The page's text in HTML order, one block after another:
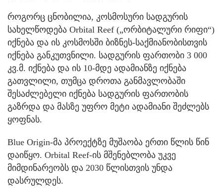
როგორც ცნობილია, კოსმოსური სადგურის
სახელწოდება Orbital Reef („ორბიტალური რიფი“)
იქნება და ის კოსმოსში ბიზნეს-საქმიანობისთვის
იქნება განკუთვნილი. სადგურის ფართობი 3 000
კვ.მ. იქნება და ის 10-მდე ადამიანზე იქნება
გათვლილი, თუმცა დროთა განმავლობაში
შესაძლებელი იქნება სადგურის ფართობის
გაზრდა და მასზე უფრო მეტი ადამიანი შეძლებს
ყოფნას.
Blue Origin-მა პროექტზე მუშაობა ერთი წლის წინ
დაიწყო. Orbital Reef-ის მშენებლობა უკვე
მიმდინარეობს და 2030 წლისთვის უნდა
დასრულდეს.